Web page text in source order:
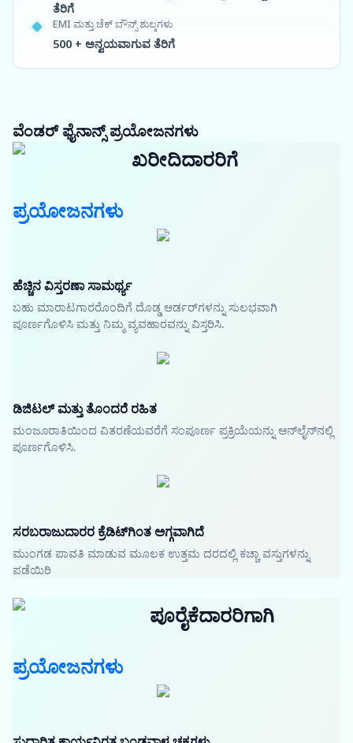
ತೆರಿಗೆ
EMI ಮತ್ತು ಚೆಕ್ ಬೌನ್ಸ್ ಶುಲ್ಕಗಳು
500 + ಅನ್ವಯವಾಗುವ ತೆರಿಗೆ
ವೆಂಡರ್ ಫೈನಾನ್ಸ್ ಪ್ರಯೋಜನಗಳು
ಖರೀದಿದಾರರಿಗೆ
ಪ್ರಯೋಜನಗಳು
ಹೆಚ್ಚಿನ ವಿಸ್ತರಣಾ ಸಾಮರ್ಥ್ಯ
ಬಹು ಮಾರಾಟಗಾರರೊಂದಿಗೆ ದೊಡ್ಡ ಆರ್ಡರ್‌ಗಳನ್ನು ಸುಲಭವಾಗಿ
ಪೂರ್ಣಗೊಳಿಸಿ ಮತ್ತು ನಿಮ್ಮ ವ್ಯವಹಾರವನ್ನು ವಿಸ್ತರಿಸಿ.
ಡಿಜಿಟಲ್ ಮತ್ತು ತೊಂದರೆ ರಹಿತ
ಮಂಜೂರಾತಿಯಿಂದ ವಿತರಣೆಯವರೆಗೆ ಸಂಪೂರ್ಣ ಪ್ರಕ್ರಿಯೆಯನ್ನು ಆನ್‌ಲೈನ್‌ನಲ್ಲಿ
ಪೂರ್ಣಗೊಳಿಸಿ.
ಸರಬರಾಜುದಾರರ ಕ್ರೆಡಿಟ್‌ಗಿಂತ ಅಗ್ಗವಾಗಿದೆ
ಮುಂಗಡ ಪಾವತಿ ಮಾಡುವ ಮೂಲಕ ಉತ್ತಮ ದರದಲ್ಲಿ ಕಚ್ಚಾ ವಸ್ತುಗಳನ್ನು
ಪಡೆಯಿರಿ
ಪೂರೈಕೆದಾರರಿಗಾಗಿ
ಪ್ರಯೋಜನಗಳು